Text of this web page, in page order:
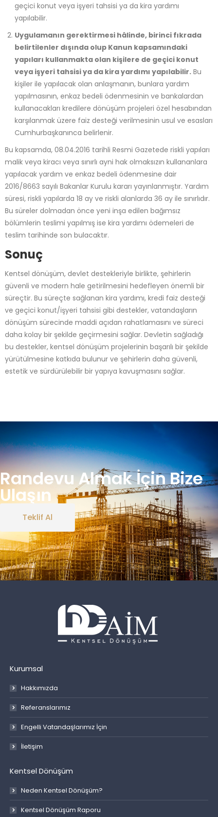
geçici konut veya işyeri tahsisi ya da kira yardımı
yapılabilir.
Uygulamanın gerektirmesi hâlinde, birinci fıkrada
belirtilenler dışında olup Kanun kapsamındaki
yapıları kullanmakta olan kişilere de geçici konut
veya işyeri tahsisi ya da kira yardımı yapılabilir. Bu
kişiler ile yapılacak olan anlaşmanın, bunlara yardım
yapılmasının, enkaz bedeli ödenmesinin ve bankalardan
kullanacakları kredilere dönüşüm projeleri özel hesabından
karşılanmak üzere faiz desteği verilmesinin usul ve esasları
Cumhurbaşkanınca belirlenir.
Bu kapsamda, 08.04.2016 tarihli Resmi Gazetede riskli yapıları
malik veya kiracı veya sınırlı ayni hak olmaksızın kullananlara
yapılacak yardım ve enkaz bedeli ödenmesine dair
2016/8663 sayılı Bakanlar Kurulu kararı yayınlanmıştır. Yardım
süresi, riskli yapılarda 18 ay ve riskli alanlarda 36 ay ile sınırlıdır.
Bu süreler dolmadan önce yeni inşa edilen bağımsız
bölümlerin teslimi yapılmış ise kira yardımı ödemeleri de
teslim tarihinde son bulacaktır.
Sonuç
Kentsel dönüşüm, devlet destekleriyle birlikte, şehirlerin
güvenli ve modern hale getirilmesini hedefleyen önemli bir
süreçtir. Bu süreçte sağlanan kira yardımı, kredi faiz desteği
ve geçici konut/işyeri tahsisi gibi destekler, vatandaşların
dönüşüm sürecinde maddi açıdan rahatlamasını ve süreci
daha kolay bir şekilde geçirmesini sağlar. Devletin sağladığı
bu destekler, kentsel dönüşüm projelerinin başarılı bir şekilde
yürütülmesine katkıda bulunur ve şehirlerin daha güvenli,
estetik ve sürdürülebilir bir yapıya kavuşmasını sağlar.
Randevu Almak İçin Bize
Ulaşın
Teklif Al
Kurumsal
Hakkımızda
Referanslarımız
Engelli Vatandaşlarımız İçin
İletişim
Kentsel Dönüşüm
Neden Kentsel Dönüşüm?
Kentsel Dönüşüm Raporu